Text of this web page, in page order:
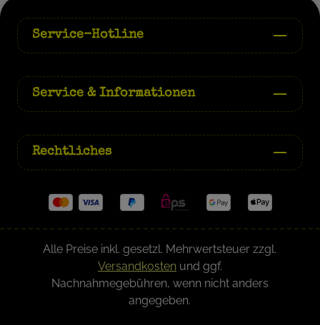
Service-Hotline
Service & Informationen
Rechtliches
Alle Preise inkl. gesetzl. Mehrwertsteuer zzgl.
Versandkostenund ggf.
Nachnahmegebühren, wenn nicht anders
angegeben.